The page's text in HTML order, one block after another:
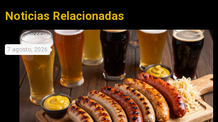
Noticias Relacionadas
7 agosto, 2026